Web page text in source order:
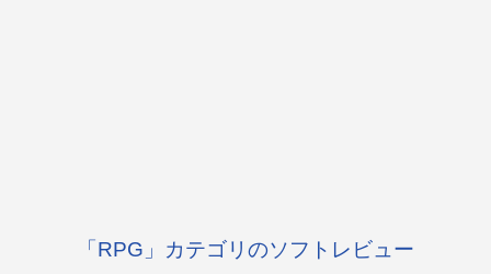
「RPG」カテゴリのソフトレビュー